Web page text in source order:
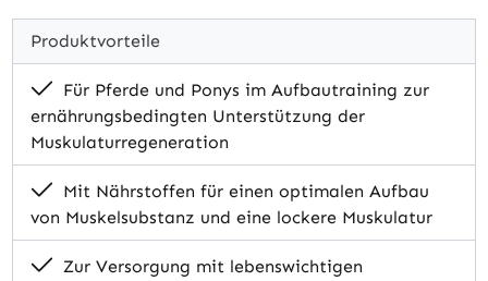
Produktvorteile
Für Pferde und Ponys im Aufbautraining zur
ernährungsbedingten Unterstützung der
Muskulaturregeneration
Mit Nährstoffen für einen optimalen Aufbau
von Muskelsubstanz und eine lockere Muskulatur
Zur Versorgung mit lebenswichtigen